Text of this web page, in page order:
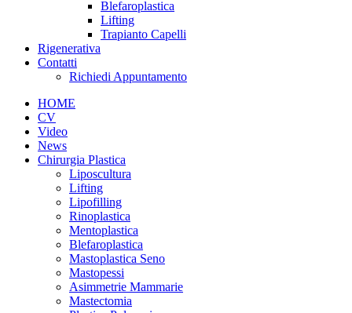
Blefaroplastica
Lifting
Trapianto Capelli
Rigenerativa
Contatti
Richiedi Appuntamento
HOME
CV
Video
News
Chirurgia Plastica
Liposcultura
Lifting
Lipofilling
Rinoplastica
Mentoplastica
Blefaroplastica
Mastoplastica Seno
Mastopessi
Asimmetrie Mammarie
Mastectomia